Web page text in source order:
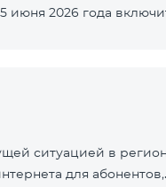
июня 2026 года
доступны со
12 месяцев с
4 9900 также
на 12 месяцев.
ситуацией в
для абонентов,